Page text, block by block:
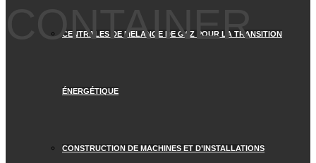
CENTRALES DE MÉLANGE DE GAZ POUR LA TRANSITION
ÉNERGÉTIQUE
CONSTRUCTION DE MACHINES ET D’INSTALLATIONS
CONTAINER